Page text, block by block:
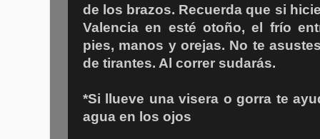
de los brazos. Recuerda que si
Valencia en esté otoño, el frío
pies, manos y orejas. No te
de tirantes. Al correr sudarás.
*Si llueve una visera o gorra te
agua en los ojos